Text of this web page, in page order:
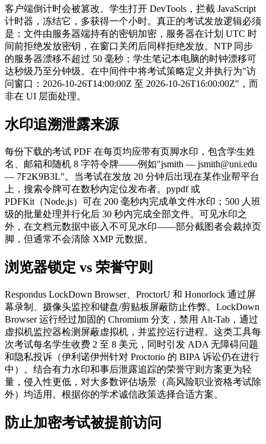
客户端倒计时会被篡改。学生打开 DevTools，拦截 JavaScript
计时器，冻结它，多获得一个小时。真正的考试发放逻辑必须
是：文件由服务器端持有的密钥加密，服务器在计划 UTC 时
间前拒绝发放密钥，在窗口关闭后同样拒绝发放。NTP 同步
的服务器漂移不超过 50 毫秒；学生笔记本电脑的时钟漂移可
达秒级乃至分钟级。在中间件中将考试策略定义并执行为"访
问窗口：2026-10-26T14:00:00Z 至 2026-10-26T16:00:00Z"，而
非在 UI 层面处理。
水印追溯泄露来源
每份下载的考试 PDF 在每页均应带有页脚水印，包含学生姓
名、邮箱和随机 8 字符令牌——例如"jsmith — jsmith@uni.edu
— 7F2K9B3L"。当考试在发放 20 分钟后出现在某作业帮平台
上，搜索令牌可在数秒内定位发布者。pypdf 或
PDFKit（Node.js）可在 200 毫秒内完成单文件水印；500 人班
级的批量处理并行化后 30 秒内完成全部文件。可见水印之
外，在文档元数据中嵌入不可见水印——部分截图者会裁掉页
脚，但通常不会清除 XMP 元数据。
浏览器锁定 vs 荣誉守则
Respondus LockDown Browser、ProctorU 和 Honorlock 通过屏
幕录制、摄像头监控和键盘/剪贴板屏蔽防止作弊。LockDown
Browser 运行经过加固的 Chromium 分支，禁用 Alt-Tab，通过
虚拟机监控器检测屏蔽虚拟机，并监控运行进程。这类工具每
次考试每名学生收费 2 至 8 美元，同时引发 ADA 无障碍问题
和隐私投诉（伊利诺伊州针对 Proctorio 的 BIPA 诉讼仍在进行
中）。结合有力水印和事后泄露追踪的荣誉守则方案更为轻
量，侵入性更低，对大多数评估场景（高风险职业资格考试除
外）均适用。根据你的学术诚信政策选择合适方案。
防止加密考试被提前访问